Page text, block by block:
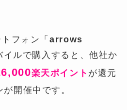
フォン「arrows
イルで購入すると、他社か
楽天ポイント が還元
開催中です。